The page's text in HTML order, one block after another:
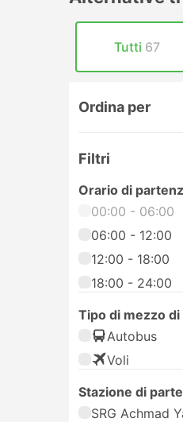
Tutti 67
Ordina per
Filtri
Orario di
00:00 - 06:00
06:00 - 12:00
12:00 - 18:00
18:00 - 24:00
Tipo di mezzo
Autobus
Voli
Stazione di
SRG Achmad